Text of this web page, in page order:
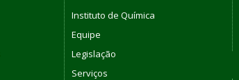
Instituto de Química
Equipe
Legislação
Serviços